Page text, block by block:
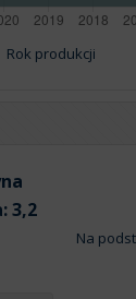
Rok produkcji
3,2
Na